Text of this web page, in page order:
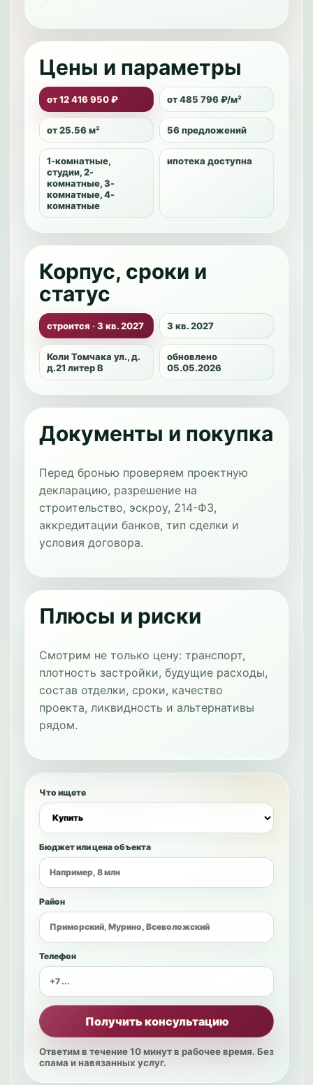
Цены и параметры
от 12 416 950 ₽ от 485 796 ₽/м²
от 25.56 м² 56 предложений
1-комнатные,
студии, 2-
комнатные, 3-
комнатные, 4-
комнатные
ипотека доступна
Корпус, сроки и
статус
строится · 3 кв. 2027 3 кв. 2027
Коли Томчака ул., д.
д.21 литер В
обновлено
05.05.2026
Документы и покупка
Перед бронью проверяем проектную
декларацию, разрешение на
строительство, эскроу, 214-ФЗ,
аккредитации банков, тип сделки и
условия договора.
Плюсы и риски
Смотрим не только цену: транспорт,
плотность застройки, будущие расходы,
состав отделки, сроки, качество
проекта, ликвидность и альтернативы
рядом.
Что ищете
Бюджет или цена объекта
Район
Телефон
Получить консультацию
Ответим в течение 10 минут в рабочее время. Без
спама и навязанных услуг.